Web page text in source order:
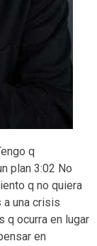
q
plan 3:02 No
q no quiera
una crisis
q ocurra en lugar
en